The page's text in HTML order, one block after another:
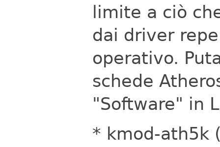
limite a ciò
dai driver
operativo.
schede
"Software" in
* kmod-ath5k